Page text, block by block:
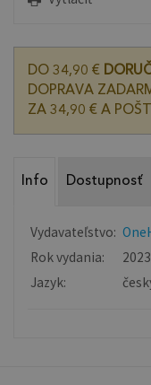
DO 34,90 €
DOPRAVA
ZA 34,90 € A
Info Dostupnosť
Vydavateľstvo:
Rok vydania:
2023
Jazyk: